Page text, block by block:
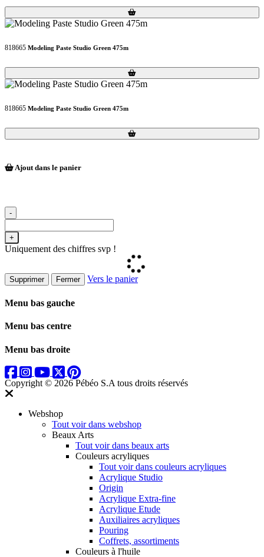
Loading...
Loading...
818665 Modeling Paste Studio Green 475m
Loading...
Loading...
818665 Modeling Paste Studio Green 475m
Loading...
Loading...
Ajout dans le panier
-
+
Uniquement des chiffres svp !
Supprimer Fermer Vers le panier
Menu bas gauche
Menu bas centre
Menu bas droite
Copyright © 2026 Pébéo S.A tous droits réservés
Webshop
Tout voir dans webshop
Beaux Arts
Tout voir dans beaux arts
Couleurs acryliques
Tout voir dans couleurs acryliques
Acrylique Studio
Origin
Acrylique Extra-fine
Acrylique Etude
Auxiliaires acryliques
Pouring
Coffrets, assortiments
Couleurs à l'huile